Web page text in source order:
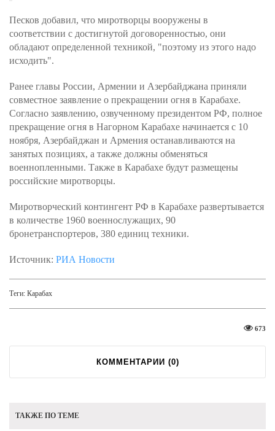
Песков добавил, что миротворцы вооружены в
соответствии с достигнутой договоренностью, они
обладают определенной техникой, "поэтому из этого надо
исходить".
Ранее главы России, Армении и Азербайджана приняли
совместное заявление о прекращении огня в Карабахе.
Согласно заявлению, озвученному президентом РФ, полное
прекращение огня в Нагорном Карабахе начинается с 10
ноября, Азербайджан и Армения останавливаются на
занятых позициях, а также должны обменяться
военнопленными. Также в Карабахе будут размещены
российские миротворцы.
Миротворческий контингент РФ в Карабахе развертывается
в количестве 1960 военнослужащих, 90
бронетранспортеров, 380 единиц техники.
Источник: РИА Новости
Теги: Карабах
673
КОММЕНТАРИИ (0)
ТАКЖЕ ПО ТЕМЕ